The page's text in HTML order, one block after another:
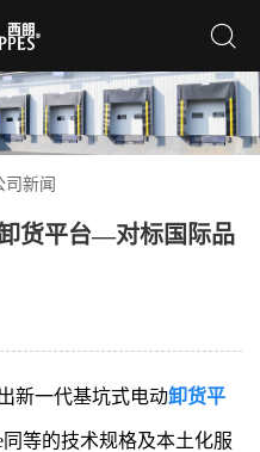
司新闻
货平台—对标国际品
新一代基坑式电动卸货平
等的技术规格及本土化服